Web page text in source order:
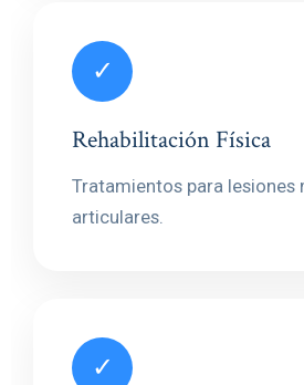
✓
Rehabilitación Física
Tratamientos para lesiones
articulares.
✓